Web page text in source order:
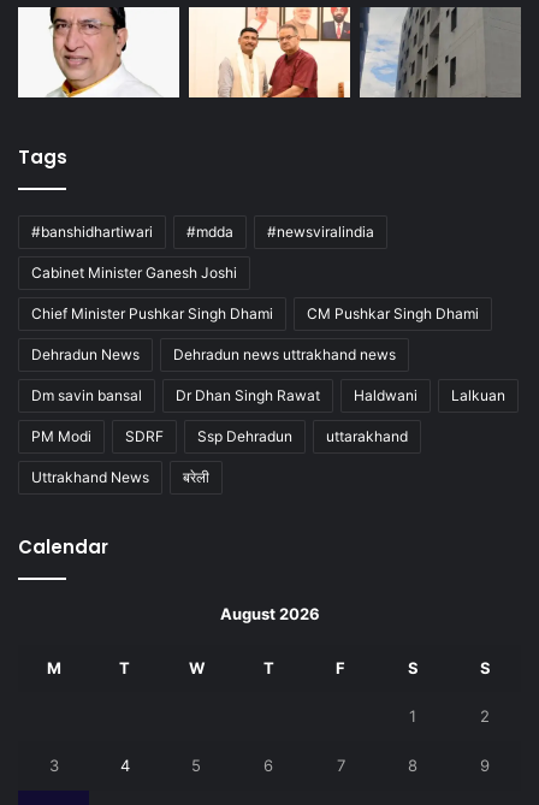
Tags
#banshidhartiwari #mdda #newsviralindia
Cabinet Minister Ganesh Joshi
Chief Minister Pushkar Singh Dhami CM Pushkar Singh Dhami
Dehradun News Dehradun news uttrakhand news
Dm savin bansal Dr Dhan Singh Rawat Haldwani Lalkuan
PM Modi SDRF Ssp Dehradun uttarakhand
Uttrakhand News बरेली
Calendar
August 2026
M T W T F S S
1 2
3 4 5 6 7 8 9